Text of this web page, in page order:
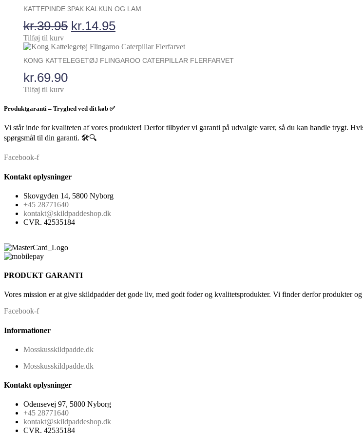
på
varesiden
KATTEPINDE 3PAK KALKUN OG LAM
kr.39.95 Den
oprindelige
pris
kr.14.95Den
aktuelle
pris
Tilføj til kurv
KONG KATTELEGETØJ FLINGAROO CATERPILLAR FLERFARVET
kr.69.90
Tilføj til kurv
Produktgaranti – Tryghed ved dit køb ✅
Vi står inde for kvaliteten af vores produkter! Derfor tilbyder vi garanti på udvalgte varer, så du kan handle trygt.
spørgsmål til din garanti. 🛠️🔍
Facebook-f
Kontakt oplysninger
Skovgyden 14, 5800 Nyborg
+45 28771640
kontakt@skildpaddeshop.dk
CVR. 42535184
PRODUKT GARANTI
Vores mission er at give skildpadder det gode liv, med godt foder og kvalitetsprodukter. Vi finder derfor produkter
Facebook-f
Informationer
Mosskusskildpadde.dk
Mosskusskildpadde.dk
Kontakt oplysninger
Odensevej 97, 5800 Nyborg
+45 28771640
kontakt@skildpaddeshop.dk
CVR. 42535184